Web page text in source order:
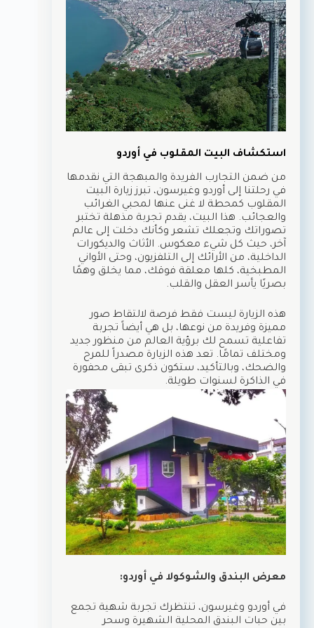
استكشاف البيت المقلوب في أوردو
من ضمن التجارب الفريدة والمبهجة التي نقدمها
في رحلتنا إلى أوردو وغيرسون، تبرز زيارة البيت
المقلوب كمحطة لا غنى عنها لمحبي الغرائب
والعجائب. هذا البيت، يقدم تجربة مذهلة تختبر
تصوراتك وتجعلك تشعر وكأنك دخلت إلى عالم
آخر، حيث كل شيء معكوس. الأثاث والديكورات
الداخلية، من الأرائك إلى التلفزيون، وحتى الأواني
المطبخية، كلها معلقة فوقك، مما يخلق وهمًا
بصريًا يأسر العقل والقلب.
هذه الزيارة ليست فقط فرصة لالتقاط صور
مميزة وفريدة من نوعها، بل هي أيضاً تجربة
تفاعلية تسمح لك برؤية العالم من منظور جديد
ومختلف تمامًا. تعد هذه الزيارة مصدراً للمرح
والضحك، وبالتأكيد، ستكون ذكرى تبقى محفورة
في الذاكرة لسنوات طويلة.
معرض البندق والشوكولا في أوردو:
في أوردو وغيرسون، تنتظرك تجربة شهية تجمع
بين حبات البندق المحلية الشهيرة وسحر